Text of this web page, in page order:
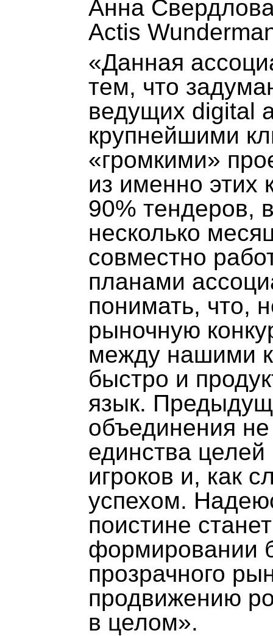
Анна
Actis
«Данная
тем, что
ведущих digital
крупнейшими
«громкими»
из именно
90% тендеров,
несколько
совместно
планами
понимать, что,
рыночную
между нашими
быстро и
язык.
объединения не
единства
игроков и, как
успехом.
поистине
формировании
прозрачного
продвижению
в целом».